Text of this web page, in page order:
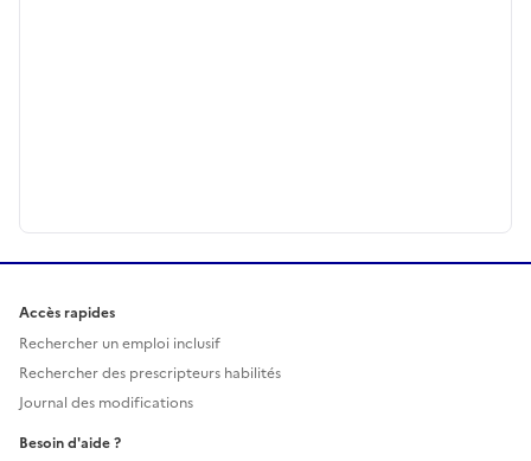
Accès rapides
Rechercher un emploi inclusif
Rechercher des prescripteurs habilités
Journal des modifications
Besoin d'aide ?